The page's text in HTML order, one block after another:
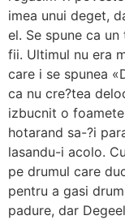
imea unui deget,
el. Se spune ca
fii. Ultimul nu era
care i se spunea
ca nu cre?tea
izbucnit o
hotarand sa-?i
lasandu-i acolo.
pe drumul care
pentru a gasi
padure, dar